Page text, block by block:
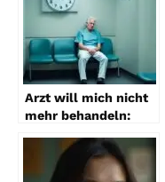
Arzt will mich nicht
mehr behandeln: